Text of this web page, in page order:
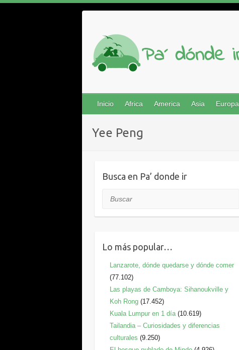
Inicio Africa America Asia Europa
Yee Peng
Busca en Pa’ donde ir
Buscar
Lo más popular…
Lanzarote, dónde quedarse y dónde comer
(77.102)
Las playas de Camboya: Sihanoukville y
Koh Rong (17.452)
Kuala Lumpur en 1 día (10.619)
Tailandia – Curiosidades y diferencias
culturales (9.250)